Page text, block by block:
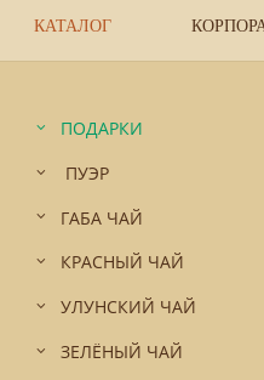
КАТАЛОГ
ПОДАРКИ
ПУЭР
ГАБА ЧАЙ
КРАСНЫЙ ЧАЙ
УЛУНСКИЙ ЧАЙ
ЗЕЛЁНЫЙ ЧАЙ